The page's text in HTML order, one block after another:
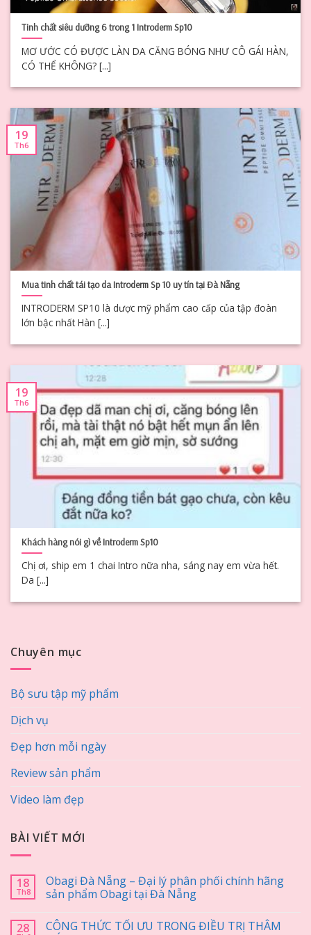
Tinh chất siêu dưỡng 6 trong 1 Introderm Sp10
MƠ ƯỚC CÓ ĐƯỢC LÀN DA CĂNG BÓNG NHƯ CÔ GÁI HÀN,
CÓ THỂ KHÔNG? [...]
Mua tinh chất tái tạo da Introderm Sp 10 uy tín tại Đà Nẵng
INTRODERM SP10 là dược mỹ phẩm cao cấp của tập đoàn
lớn bậc nhất Hàn [...]
19
Th6
Khách hàng nói gì về Introderm Sp10
Chị ơi, ship em 1 chai Intro nữa nha, sáng nay em vừa hết.
Da [...]
19
Th6
Chuyên mục
Bộ sưu tập mỹ phẩm
Dịch vụ
Đẹp hơn mỗi ngày
Review sản phẩm
Video làm đẹp
BÀI VIẾT MỚI
18
Th8
Obagi Đà Nẵng – Đại lý phân phối chính hãng
sản phẩm Obagi tại Đà Nẵng
28
CÔNG THỨC TỐI ƯU TRONG ĐIỀU TRỊ THÂM